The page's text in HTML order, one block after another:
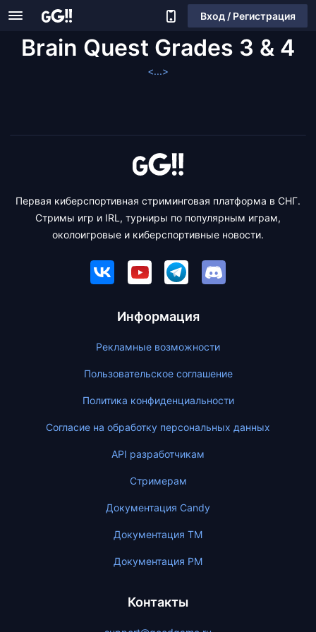
Вход / Регистрация
Brain Quest Grades 3 & 4
<...>
Первая киберспортивная стриминговая платформа в СНГ.
Стримы игр и IRL, турниры по популярным играм,
околоигровые и киберспортивные новости.
Информация
Рекламные возможности
Пользовательское соглашение
Политика конфиденциальности
Согласие на обработку персональных данных
API разработчикам
Стримерам
Документация Candy
Документация ТМ
Документация PM
Контакты